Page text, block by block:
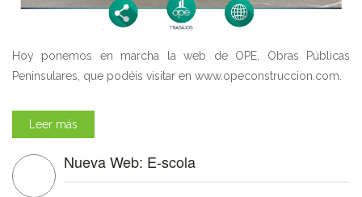
Hoy ponemos en marcha la web de OPE, Obras Públicas
Peninsulares, que podéis visitar en www.opeconstruccion.com.
Leer más
Nueva Web: E-scola